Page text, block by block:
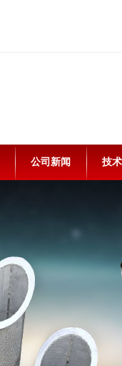
公司新闻 技